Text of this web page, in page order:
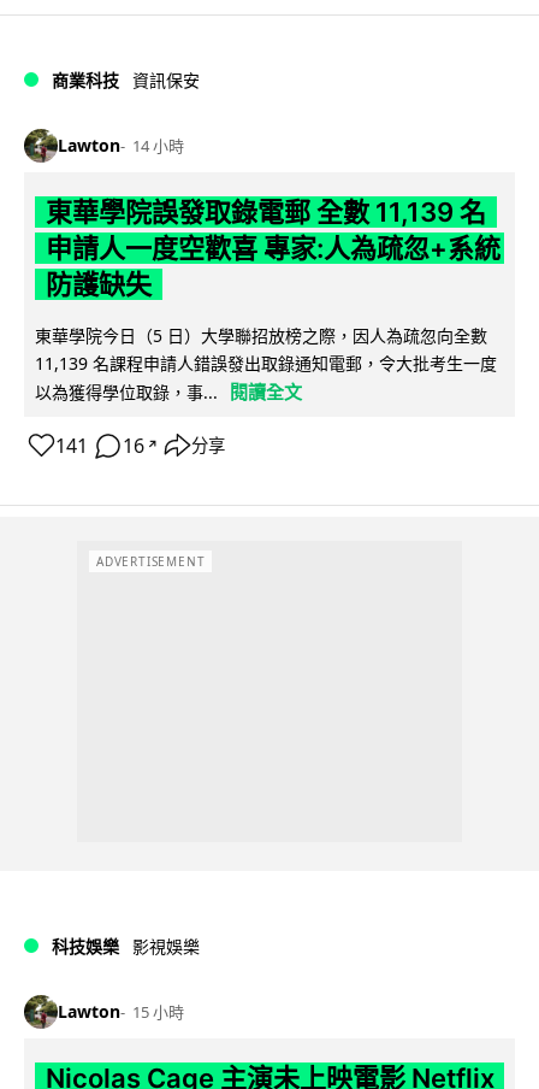
商業科技 資訊保安
Lawton 14 小時
東華學院誤發取錄電郵 全數 11,139 名
申請人一度空歡喜 專家:人為疏忽+系統
防護缺失
東華學院今日（5 日）大學聯招放榜之際，因人為疏忽向全數
11,139 名課程申請人錯誤發出取錄通知電郵，令大批考生一度
以為獲得學位取錄，事...
閱讀全文
141 16 ↗ 分享
ADVERTISEMENT
科技娛樂 影視娛樂
Lawton 15 小時
Nicolas Cage 主演未上映電影 Netflix